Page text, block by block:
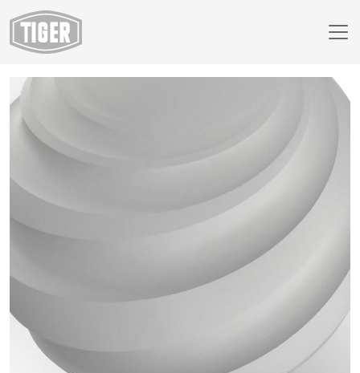
Webáruház
29/73227 - RAL 7047 Telegrey 4